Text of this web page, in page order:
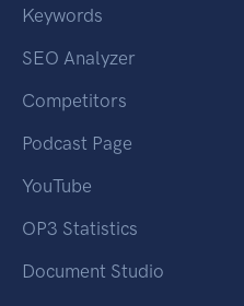
Keywords
SEO Analyzer
Competitors
Podcast Page
YouTube
OP3 Statistics
Document Studio